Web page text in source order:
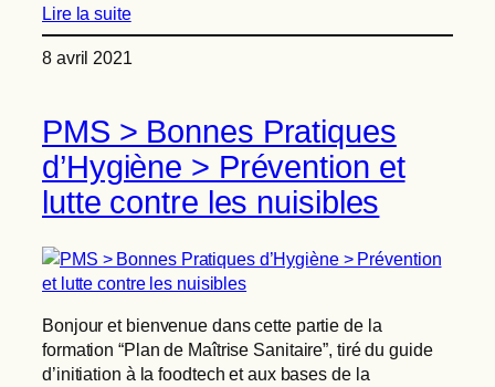
Lire la suite
8 avril 2021
PMS > Bonnes Pratiques
d’Hygiène > Prévention et
lutte contre les nuisibles
Bonjour et bienvenue dans cette partie de la
formation “Plan de Maîtrise Sanitaire”, tiré du guide
d’initiation à la foodtech et aux bases de la